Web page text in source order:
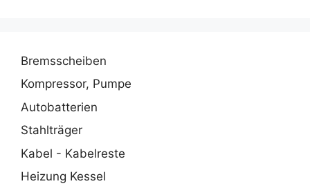
Bremsscheiben
Kompressor, Pumpe
Autobatterien
Stahlträger
Kabel - Kabelreste
Heizung Kessel